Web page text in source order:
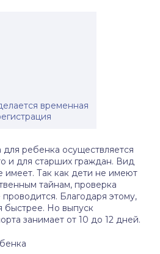
временная
ребенка осуществляется
и для старших граждан. Вид
имеет. Так как дети не имеют
тайнам, проверка
Благодаря этому,
быстрее. Но выпуск
занимает от 10 до 12 дней.